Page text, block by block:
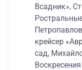
Всадник»,
крейсер
сад,